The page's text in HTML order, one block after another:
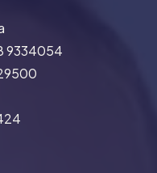
9334054